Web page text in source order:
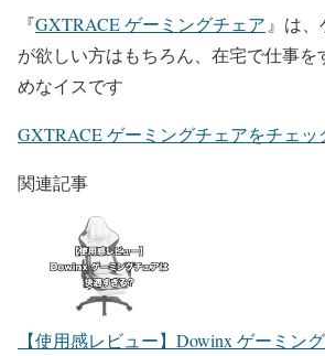
『GXTRACE ゲーミングチェア』は
が欲しい方はもちろん、在宅で仕事を
めなイスです
GXTRACE ゲーミングチェアをチェッ
関連記事
【使用感レビュー】Dowinx ゲーミン